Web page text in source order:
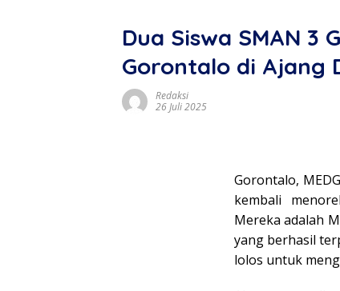
Dua Siswa SMAN 3
Gorontalo di Ajang
Redaksi
26 Juli 2025
Gorontalo,
kembali
Mereka adalah
yang berhasil
lolos untuk